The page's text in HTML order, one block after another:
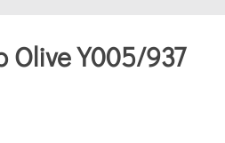
Olive Y005/937